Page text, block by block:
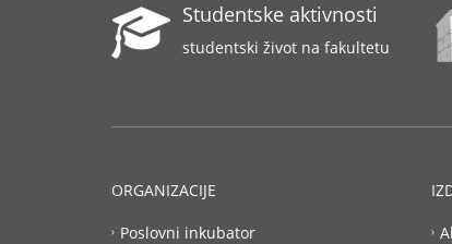
Studentske aktivnosti
studentski život na fakultetu
ORGANIZACIJE
Poslovni inkubator